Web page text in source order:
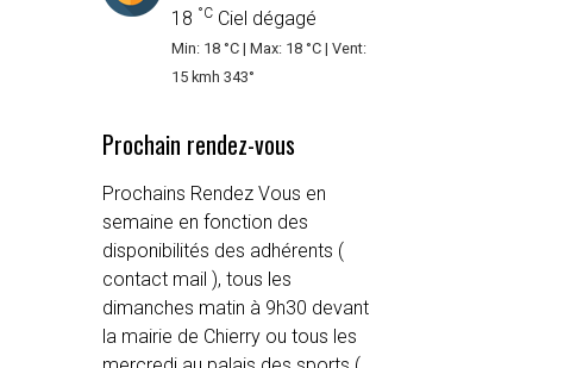
18 °CCiel dégagé
Min: 18 °C | Max: 18 °C | Vent:
15 kmh 343°
Prochain rendez-vous
Prochains Rendez Vous en
semaine en fonction des
disponibilités des adhérents (
contact mail ), tous les
dimanches matin à 9h30 devant
la mairie de Chierry ou tous les